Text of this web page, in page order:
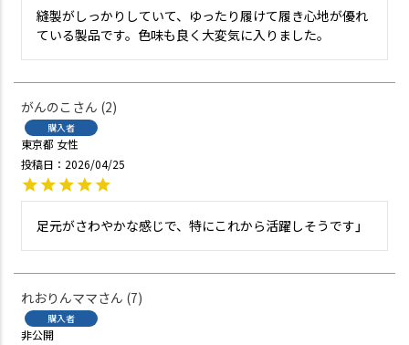
縫製がしっかりしていて、ゆったり履けて履き心地が優れ
ている製品です。色味も良く大変気に入りました。
がんのこ 2
購入者
東京都 女性
投稿日
2026/04/25
足元がさわやかな感じで、特にこれから活躍しそうです」
れおりんママ 7
購入者
非公開